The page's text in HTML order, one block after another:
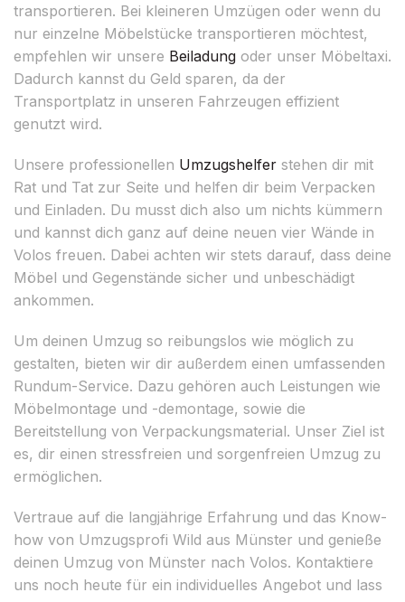
transportieren. Bei kleineren Umzügen oder wenn du
nur einzelne Möbelstücke transportieren möchtest,
empfehlen wir unsere Beiladung oder unser Möbeltaxi.
Dadurch kannst du Geld sparen, da der
Transportplatz in unseren Fahrzeugen effizient
genutzt wird.
Unsere professionellen Umzugshelfer stehen dir mit
Rat und Tat zur Seite und helfen dir beim Verpacken
und Einladen. Du musst dich also um nichts kümmern
und kannst dich ganz auf deine neuen vier Wände in
Volos freuen. Dabei achten wir stets darauf, dass deine
Möbel und Gegenstände sicher und unbeschädigt
ankommen.
Um deinen Umzug so reibungslos wie möglich zu
gestalten, bieten wir dir außerdem einen umfassenden
Rundum-Service. Dazu gehören auch Leistungen wie
Möbelmontage und -demontage, sowie die
Bereitstellung von Verpackungsmaterial. Unser Ziel ist
es, dir einen stressfreien und sorgenfreien Umzug zu
ermöglichen.
Vertraue auf die langjährige Erfahrung und das Know-
how von Umzugsprofi Wild aus Münster und genieße
deinen Umzug von Münster nach Volos. Kontaktiere
uns noch heute für ein individuelles Angebot und lass